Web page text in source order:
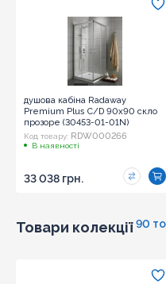
душова кабіна Radaway
Premium Plus C/D 90x90 скло
прозоре (30453-01-01N)
Код товару: RDW000266
В наявності
33 038 грн.
Товари колекції 90